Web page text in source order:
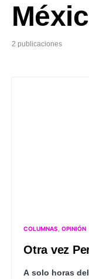
2 publicaciones
COLUMNAS OPINIÓN
Otra vez
A solo horas